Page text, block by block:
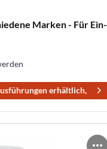
Marken - Für Ein-
erhältlich,